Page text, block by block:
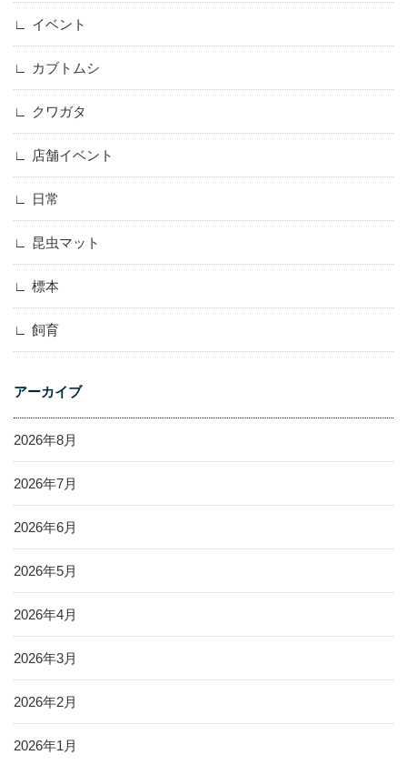
イベント
カブトムシ
クワガタ
店舗イベント
日常
昆虫マット
標本
飼育
アーカイブ
2026年8月
2026年7月
2026年6月
2026年5月
2026年4月
2026年3月
2026年2月
2026年1月